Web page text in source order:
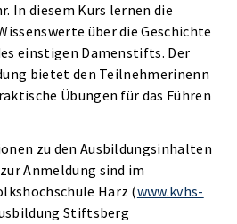
In diesem Kurs lernen die
über die Geschichte
einstigen Damenstifts. Der
bietet den Teilnehmerinenn
Übungen für das Führen
zu den Ausbildungsinhalten
Anmeldung sind im
Harz (www.kvhs-
Stiftsberg